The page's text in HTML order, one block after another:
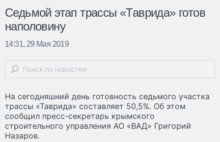
Седьмой этап трассы «Таврида» готов
наполовину
14:31, 29 Мая 2019
На сегодняшний день готовность седьмого участка
трассы «Таврида» составляет 50,5%. Об этом
сообщил пресс-секретарь крымского
строительного управления АО «ВАД» Григорий
Назаров.